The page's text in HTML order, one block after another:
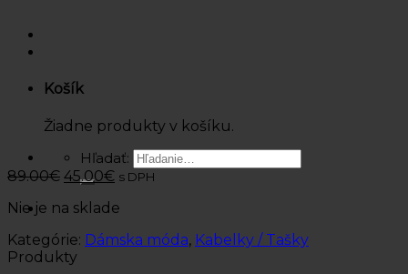
Košík
Žiadne produkty v košíku.
Hľadať:
89.00€ 45.00€ s DPH
Nie je na sklade
Kategórie: Dámska móda, Kabelky / Tašky
Produkty